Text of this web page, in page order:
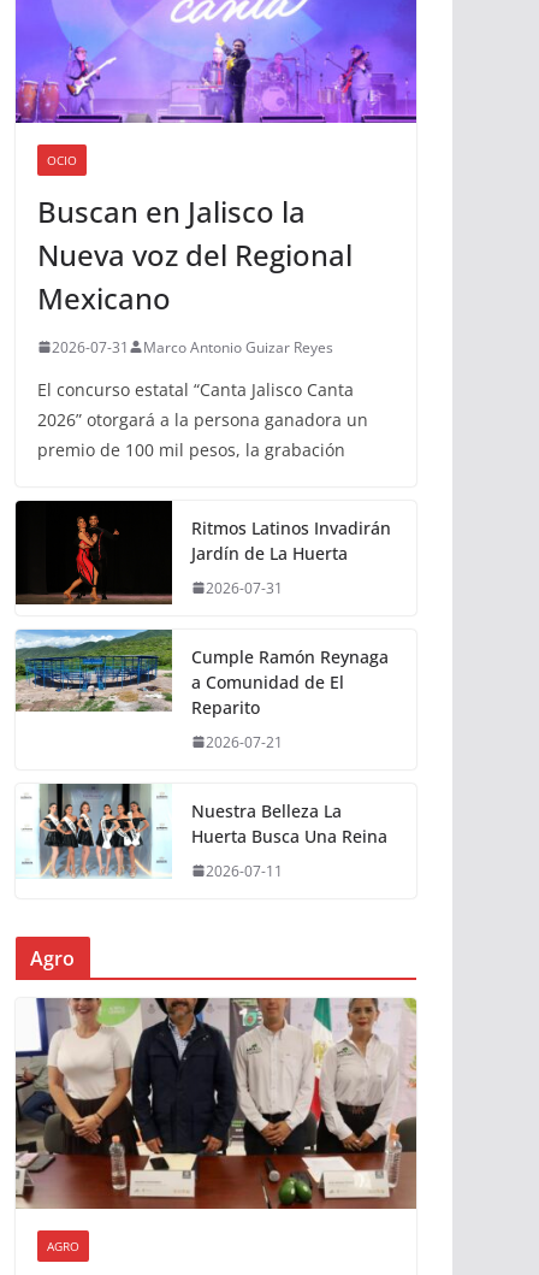
OCIO
Buscan en Jalisco la
Nueva voz del Regional
Mexicano
2026-07-31 Marco Antonio Guizar Reyes
El concurso estatal “Canta Jalisco Canta
2026” otorgará a la persona ganadora un
premio de 100 mil pesos, la grabación
Ritmos Latinos Invadirán
Jardín de La Huerta
2026-07-31
Cumple Ramón Reynaga
a Comunidad de El
Reparito
2026-07-21
Nuestra Belleza La
Huerta Busca Una Reina
2026-07-11
Agro
AGRO